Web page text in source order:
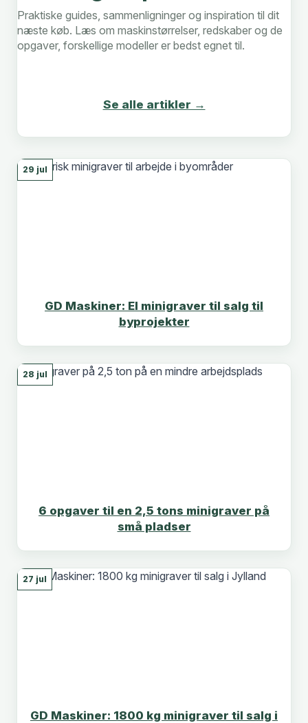
Praktiske guides, sammenligninger og inspiration til dit
næste køb. Læs om maskinstørrelser, redskaber og de
opgaver, forskellige modeller er bedst egnet til.
Se alle artikler →
29 jul
GD Maskiner: El minigraver til salg til
byprojekter
28 jul
6 opgaver til en 2,5 tons minigraver på
små pladser
27 jul
GD Maskiner: 1800 kg minigraver til salg i